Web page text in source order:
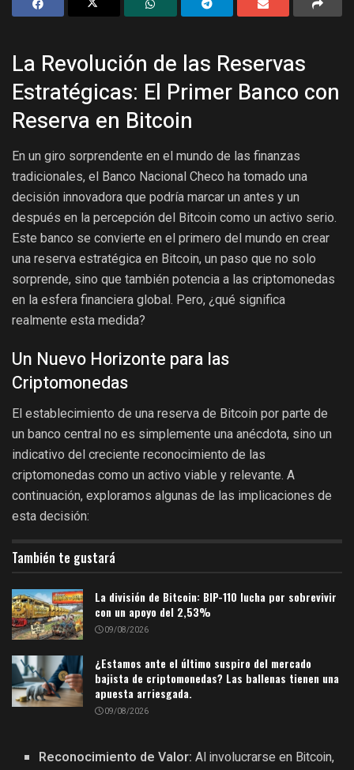
La Revolución de las Reservas
Estratégicas: El Primer Banco con
Reserva en Bitcoin
En un giro sorprendente en el mundo de las finanzas
tradicionales, el Banco Nacional Checo ha tomado una
decisión innovadora que podría marcar un antes y un
después en la percepción del Bitcoin como un activo serio.
Este banco se convierte en el primero del mundo en crear
una reserva estratégica en Bitcoin, un paso que no solo
sorprende, sino que también potencia a las criptomonedas
en la esfera financiera global. Pero, ¿qué significa
realmente esta medida?
Un Nuevo Horizonte para las
Criptomonedas
El establecimiento de una reserva de Bitcoin por parte de
un banco central no es simplemente una anécdota, sino un
indicativo del creciente reconocimiento de las
criptomonedas como un activo viable y relevante. A
continuación, exploramos algunas de las implicaciones de
esta decisión:
También te gustará
La división de Bitcoin: BIP-110 lucha por sobrevivir
con un apoyo del 2,53%
09/08/2026
¿Estamos ante el último suspiro del mercado
bajista de criptomonedas? Las ballenas tienen una
apuesta arriesgada.
09/08/2026
Reconocimiento de Valor: Al involucrarse en Bitcoin,